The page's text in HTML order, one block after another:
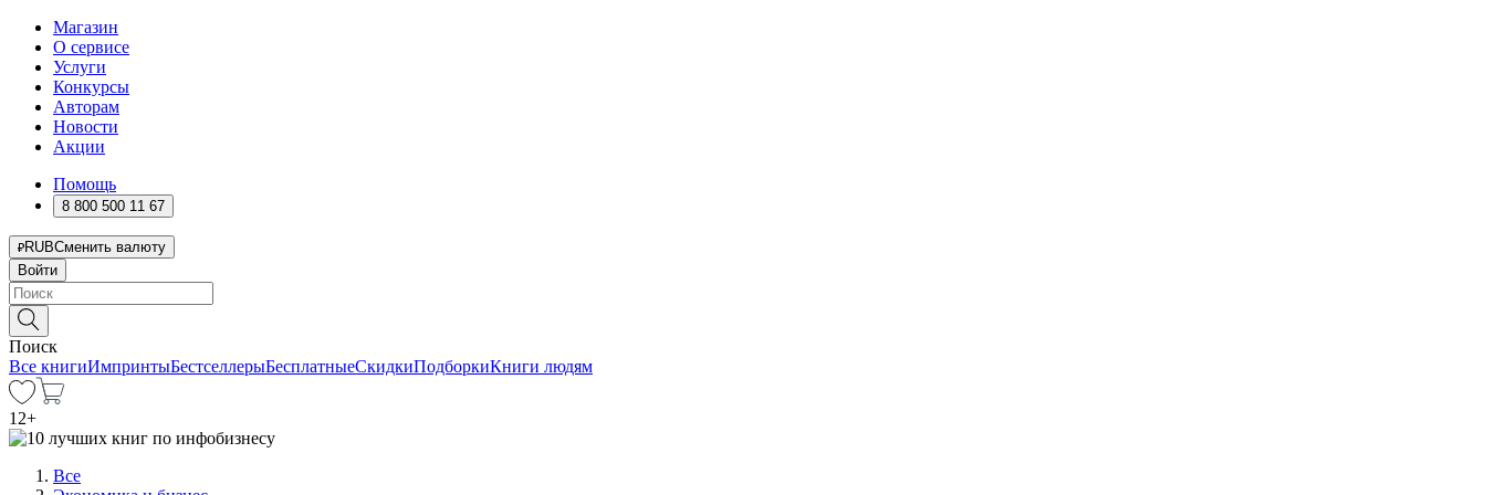
Магазин
О сервисе
Услуги
Конкурсы
Авторам
Новости
Акции
Помощь
8 800 500 11 67
RUBСменить валюту
Войти
Поиск
Все книгиИмпринтыБестселлерыБесплатныеСкидкиПодборкиКниги людям
12+
Все